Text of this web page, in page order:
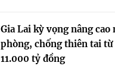
Gia Lai kỳ vọng nâng cao
phòng, chống thiên tai từ
11.000 tỷ đồng